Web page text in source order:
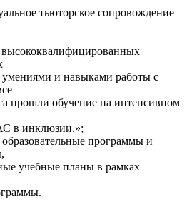
тьюторское сопровождение
и навыками работы с
прошли обучение на интенсивном
в инклюзии.»;
программы и
учебные планы в рамках